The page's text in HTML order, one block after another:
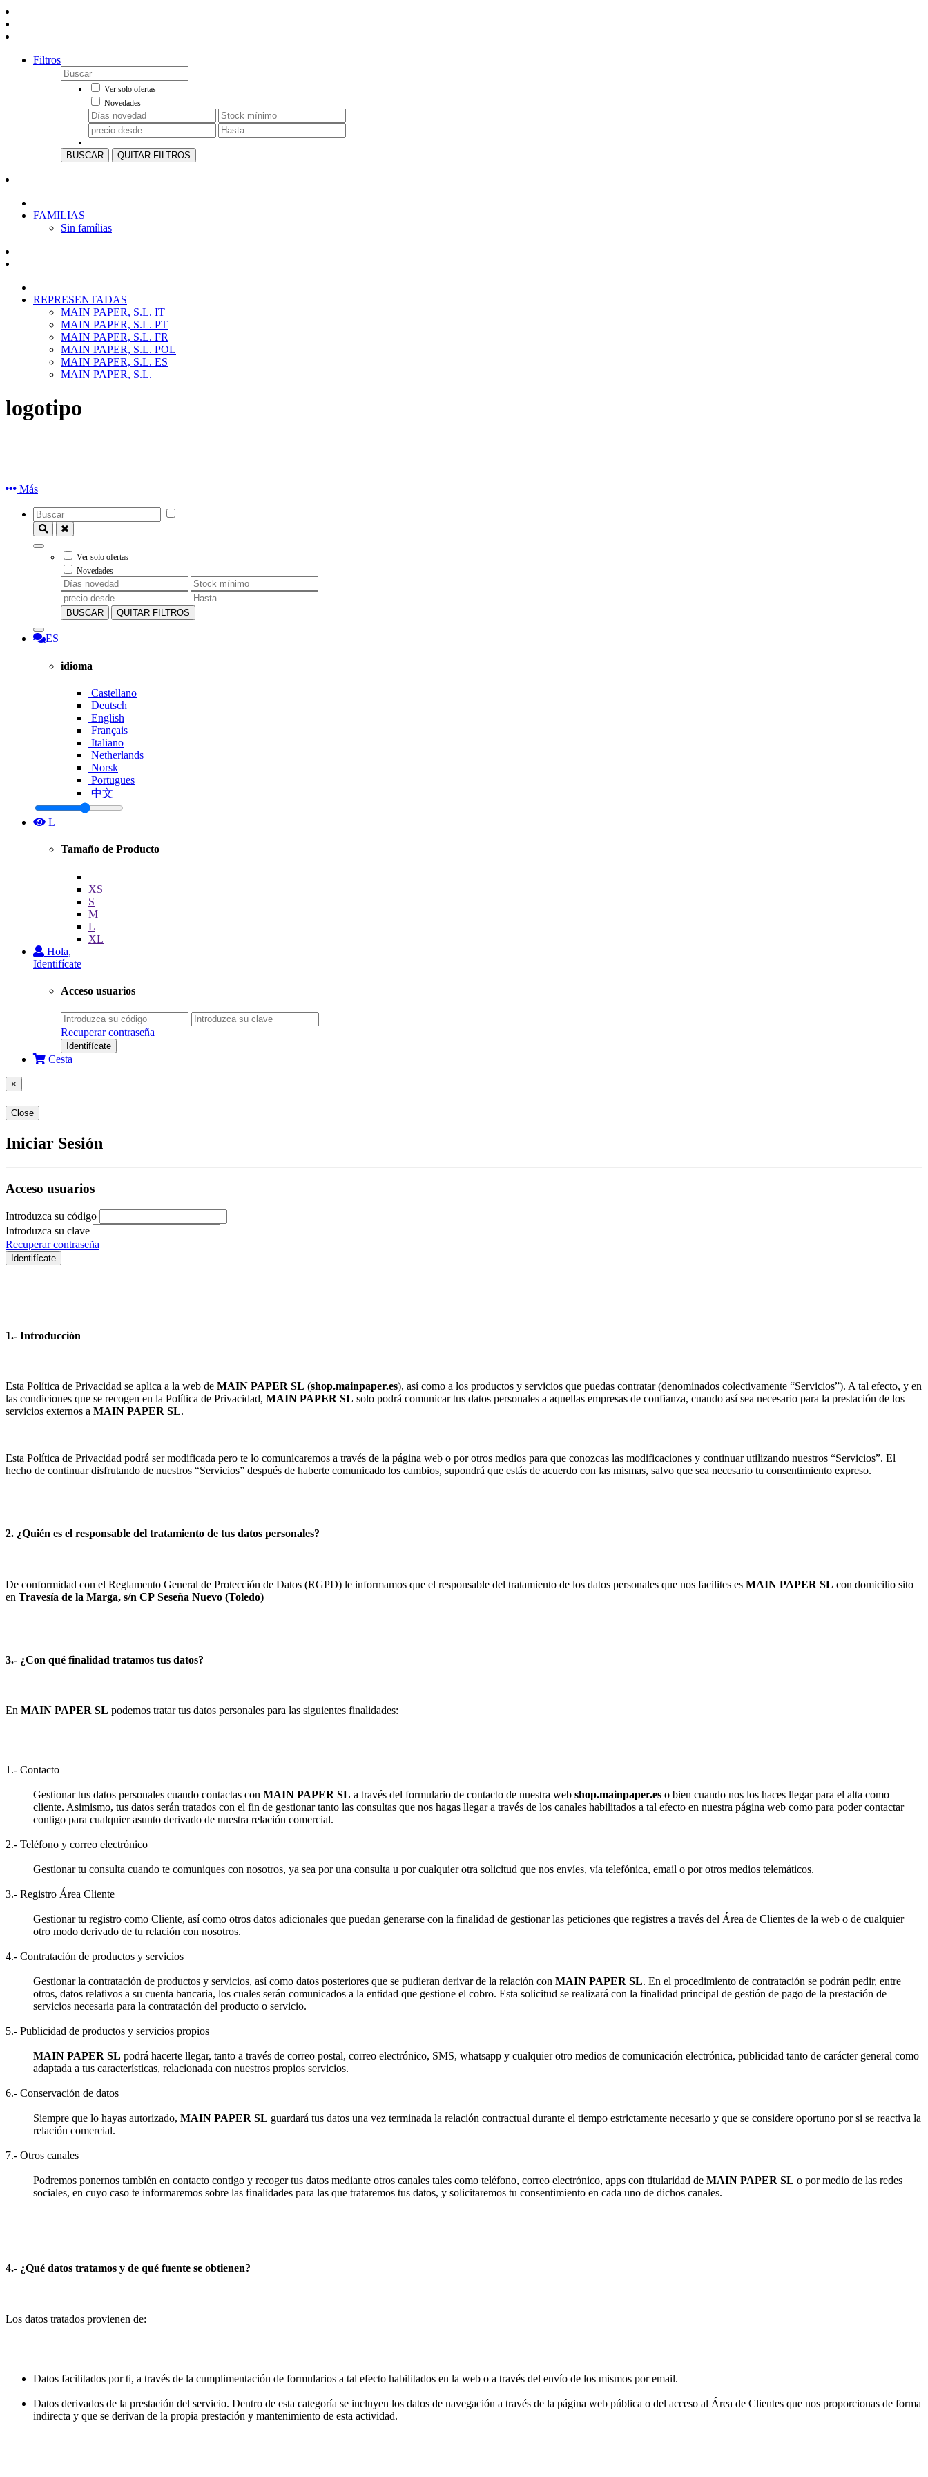
Filtros
Ver solo ofertas
Novedades
BUSCAR QUITAR FILTROS
FAMILIAS
Sin famílias
REPRESENTADAS
MAIN PAPER, S.L. IT
MAIN PAPER, S.L. PT
MAIN PAPER, S.L. FR
MAIN PAPER, S.L. POL
MAIN PAPER, S.L. ES
MAIN PAPER, S.L.
logotipo
Más
Ver solo ofertas
Novedades
BUSCAR QUITAR FILTROS
ES
idioma
Castellano
Deutsch
English
Français
Italiano
Netherlands
Norsk
Portugues
中文
L
Tamaño de Producto
XS
S
M
L
XL
Hola,
Identifícate
Acceso usuarios
Recuperar contraseña
Identifícate
Cesta
×
Close
Iniciar Sesión
Acceso usuarios
Introduzca su código
Introduzca su clave
Recuperar contraseña
Identifícate
1.- Introducción
Esta Política de Privacidad se aplica a la web de MAIN PAPER SL (shop.mainpaper.es), así como a los productos y servicios que puedas contratar (denominados colectivamente “Servicios”). A tal efecto, y en
las condiciones que se recogen en la Política de Privacidad, MAIN PAPER SL solo podrá comunicar tus datos personales a aquellas empresas de confianza, cuando así sea necesario para la prestación de los
servicios externos a MAIN PAPER SL.
Esta Política de Privacidad podrá ser modificada pero te lo comunicaremos a través de la página web o por otros medios para que conozcas las modificaciones y continuar utilizando nuestros “Servicios”. El
hecho de continuar disfrutando de nuestros “Servicios” después de haberte comunicado los cambios, supondrá que estás de acuerdo con las mismas, salvo que sea necesario tu consentimiento expreso.
2. ¿Quién es el responsable del tratamiento de tus datos personales?
De conformidad con el Reglamento General de Protección de Datos (RGPD) le informamos que el responsable del tratamiento de los datos personales que nos facilites es MAIN PAPER SL con domicilio sito
en Travesía de la Marga, s/n CP Seseña Nuevo (Toledo)
3.- ¿Con qué finalidad tratamos tus datos?
En MAIN PAPER SL podemos tratar tus datos personales para las siguientes finalidades:
1.- Contacto
Gestionar tus datos personales cuando contactas con MAIN PAPER SL a través del formulario de contacto de nuestra web shop.mainpaper.es o bien cuando nos los haces llegar para el alta como
cliente. Asimismo, tus datos serán tratados con el fin de gestionar tanto las consultas que nos hagas llegar a través de los canales habilitados a tal efecto en nuestra página web como para poder contactar
contigo para cualquier asunto derivado de nuestra relación comercial.
2.- Teléfono y correo electrónico
Gestionar tu consulta cuando te comuniques con nosotros, ya sea por una consulta u por cualquier otra solicitud que nos envíes, vía telefónica, email o por otros medios telemáticos.
3.- Registro Área Cliente
Gestionar tu registro como Cliente, así como otros datos adicionales que puedan generarse con la finalidad de gestionar las peticiones que registres a través del Área de Clientes de la web o de cualquier
otro modo derivado de tu relación con nosotros.
4.- Contratación de productos y servicios
Gestionar la contratación de productos y servicios, así como datos posteriores que se pudieran derivar de la relación con MAIN PAPER SL. En el procedimiento de contratación se podrán pedir, entre
otros, datos relativos a su cuenta bancaria, los cuales serán comunicados a la entidad que gestione el cobro. Esta solicitud se realizará con la finalidad principal de gestión de pago de la prestación de
servicios necesaria para la contratación del producto o servicio.
5.- Publicidad de productos y servicios propios
MAIN PAPER SL podrá hacerte llegar, tanto a través de correo postal, correo electrónico, SMS, whatsapp y cualquier otro medios de comunicación electrónica, publicidad tanto de carácter general como
adaptada a tus características, relacionada con nuestros propios servicios.
6.- Conservación de datos
Siempre que lo hayas autorizado, MAIN PAPER SL guardará tus datos una vez terminada la relación contractual durante el tiempo estrictamente necesario y que se considere oportuno por si se reactiva la
relación comercial.
7.- Otros canales
Podremos ponernos también en contacto contigo y recoger tus datos mediante otros canales tales como teléfono, correo electrónico, apps con titularidad de MAIN PAPER SL o por medio de las redes
sociales, en cuyo caso te informaremos sobre las finalidades para las que trataremos tus datos, y solicitaremos tu consentimiento en cada uno de dichos canales.
4.- ¿Qué datos tratamos y de qué fuente se obtienen?
Los datos tratados provienen de:
Datos facilitados por ti, a través de la cumplimentación de formularios a tal efecto habilitados en la web o a través del envío de los mismos por email.
Datos derivados de la prestación del servicio. Dentro de esta categoría se incluyen los datos de navegación a través de la página web pública o del acceso al Área de Clientes que nos proporcionas de forma
indirecta y que se derivan de la propia prestación y mantenimiento de esta actividad.